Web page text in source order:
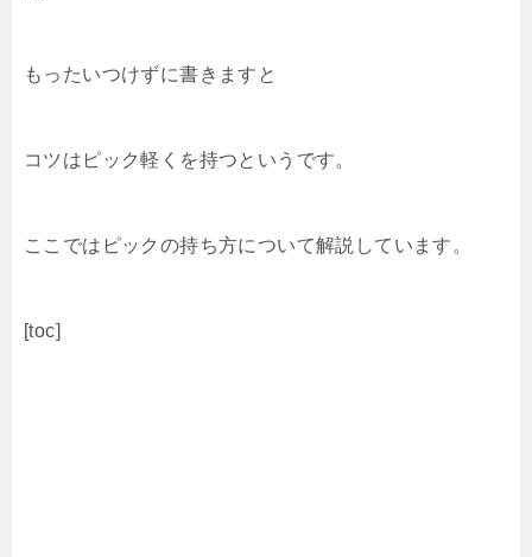
もったいつけずに書きますと
コツはピック軽くを持つというです。
ここではピックの持ち方について解説しています。
[toc]